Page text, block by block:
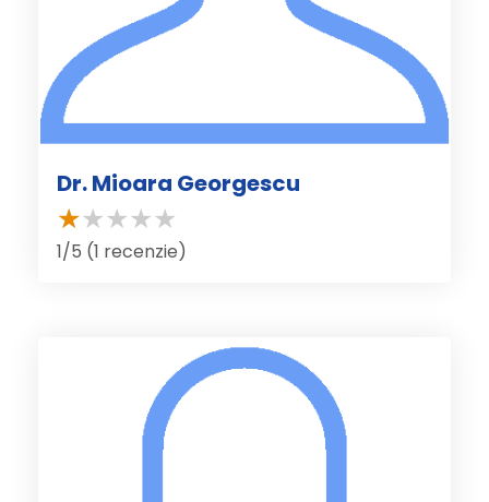
Dr. Mioara Georgescu
1/5 (1 recenzie)